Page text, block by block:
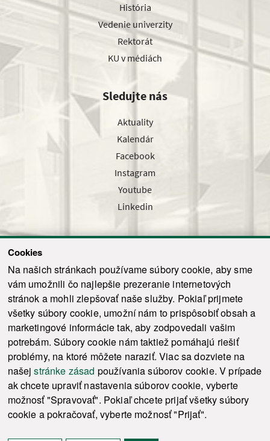
Cookies
Na našich stránkach používame súbory cookie, aby sme
vám umožnili čo najlepšie prezeranie internetových
stránok a mohli zlepšovať naše služby. Pokiaľ prijmete
všetky súbory cookie, umožní nám to prispôsobiť obsah a
marketingové informácie tak, aby zodpovedali vašim
potrebám. Súbory cookie nám taktiež pomáhajú riešiť
problémy, na ktoré môžete naraziť. Viac sa dozviete na
našejstránke zásad používania súborov cookie. V prípade
ak chcete upraviť nastavenia súborov cookie, vyberte
možnosť "Spravovať". Pokiaľ chcete prijať všetky súbory
cookie a pokračovať, vyberte možnosť "Prijať".
História
Vedenie univerzity
Rektorát
KU v médiách
Sledujte nás
Aktuality
Kalendár
Facebook
Instagram
Youtube
Linkedin
Odoslať
© 2021-2026 ku.sk. Všetky práva vyhradené. | Ochrana osobných údajov
Vyhlásenie o prístupnosti |
Admin
This site is protected by reCAPTCHA and the Google Privacy Policy and Terms of
Service
apply.